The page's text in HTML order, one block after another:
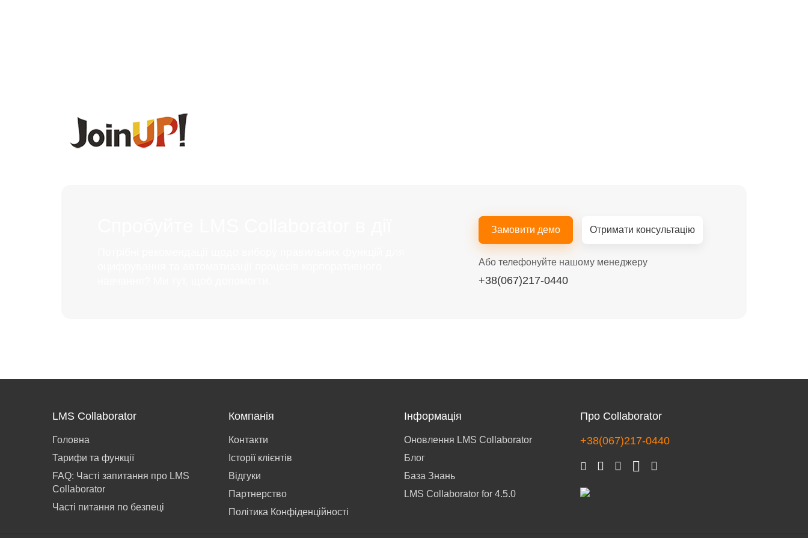
Замовити демо Отримати консультацію
Або телефонуйте нашому менеджеру
+38(067)217-0440
LMS Collaborator
Головна
Тарифи та функції
FAQ: Часті запитання про LMS
Collaborator
Часті питання по безпеці
Компанія
Контакти
Історії клієнтів
Відгуки
Партнерство
Політика Конфіденційності
Інформація
Оновлення LMS Collaborator
Блог
База Знань
LMS Collaborator for 4.5.0
Про Collaborator
+38(067)217-0440